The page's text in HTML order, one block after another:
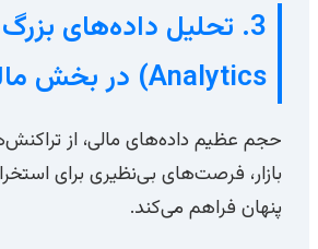
Analytics) در بخش مالی
حجم عظیم داده‌های مالی، از
بازار، فرصت‌های بی‌نظیری برای
پنهان فراهم می‌کند.